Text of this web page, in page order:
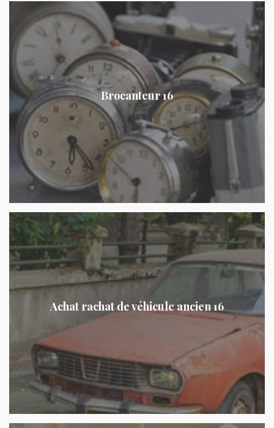
Brocanteur 16
Achat rachat de véhicule ancien 16